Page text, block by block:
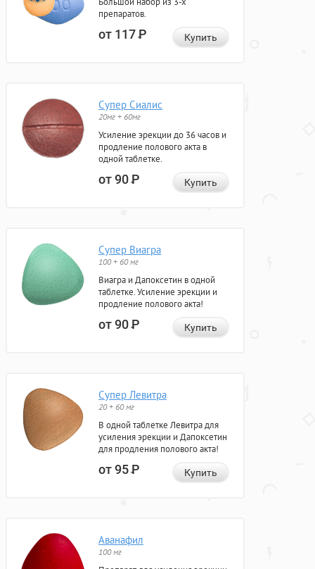
препаратов.
от 117Р Купить
Супер Сиалис
20мг + 60мг
Усиление эрекции до 36 часов и
продление полового акта в
одной таблетке.
от 90Р Купить
Супер Виагра
100 + 60 мг
Виагра и Дапоксетин в одной
таблетке. Усиление эрекции и
продление полового акта!
от 90Р Купить
Супер Левитра
20 + 60 мг
В одной таблетке Левитра для
усиления эрекции и Дапоксетин
для продления полового акта!
от 95Р Купить
Аванафил
100 мг